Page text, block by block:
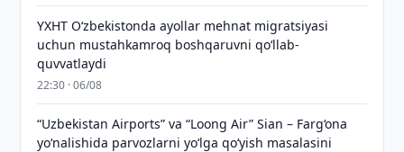
YXHT O‘zbekistonda ayollar mehnat migratsiyasi
uchun mustahkamroq boshqaruvni qo‘llab-
quvvatlaydi
22:30 · 06/08
“Uzbekistan Airports” va “Loong Air” Sian – Farg‘ona
yo‘nalishida parvozlarni yo‘lga qo‘yish masalasini